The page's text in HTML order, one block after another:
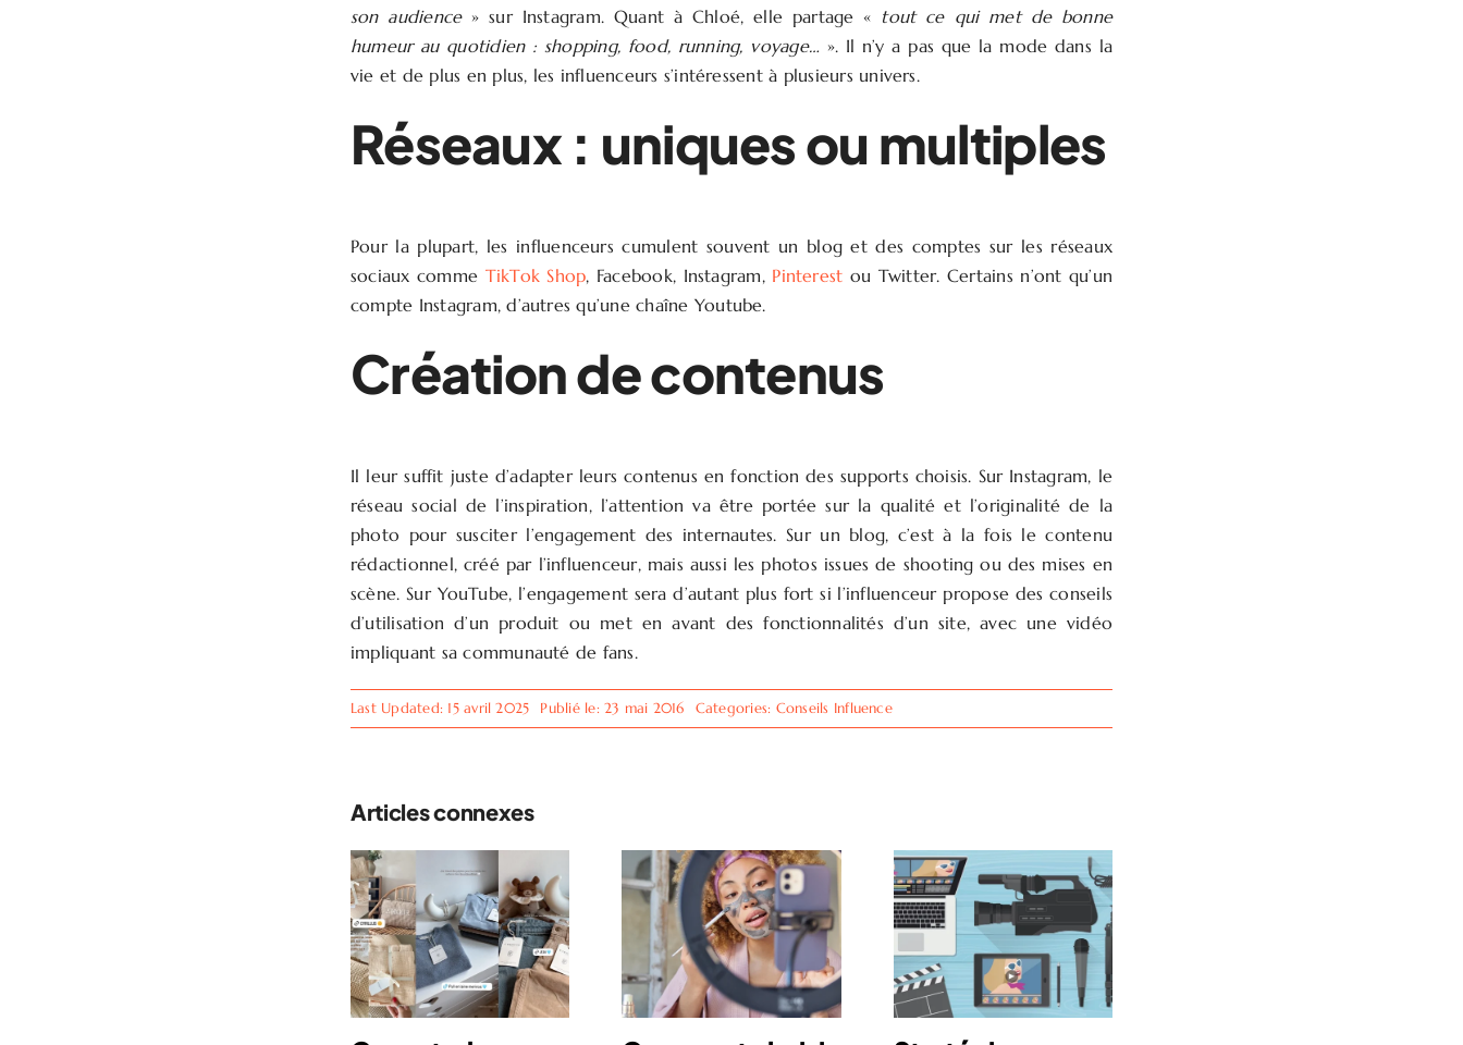
son audience» sur Instagram. Quant à Chloé, elle partage « tout ce qui met de bonne
humeur au quotidien : shopping, food, running, voyage… ». Il n’y a pas que la mode dans la
vie et de plus en plus, les influenceurs s’intéressent à plusieurs univers.
Réseaux : uniques ou multiples
Pour la plupart, les influenceurs cumulent souvent un blog et des comptes sur les réseaux
sociaux comme TikTok Shop, Facebook, Instagram, Pinterest ou Twitter. Certains n’ont qu’un
compte Instagram, d’autres qu’une chaîne Youtube.
Création de contenus
Il leur suffit juste d’adapter leurs contenus en fonction des supports choisis. Sur Instagram, le
réseau social de l’inspiration, l’attention va être portée sur la qualité et l’originalité de la
photo pour susciter l’engagement des internautes. Sur un blog, c’est à la fois le contenu
rédactionnel, créé par l’influenceur, mais aussi les photos issues de shooting ou des mises en
scène. Sur YouTube, l’engagement sera d’autant plus fort si l’influenceur propose des conseils
d’utilisation d’un produit ou met en avant des fonctionnalités d’un site, avec une vidéo
impliquant sa communauté de fans.
Last Updated: 15 avril 2025 Publié le: 23 mai 2016 Categories: Conseils Influence
Articles connexes